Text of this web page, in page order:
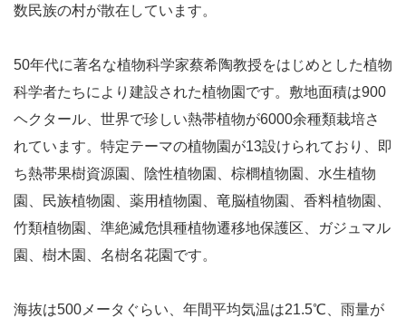
数民族の村が散在しています。
50年代に著名な植物科学家蔡希陶教授をはじめとした植物
科学者たちにより建設された植物園です。敷地面積は900
ヘクタール、世界で珍しい熱帯植物が6000余種類栽培さ
れています。特定テーマの植物園が13設けられており、即
ち熱帯果樹資源園、陰性植物園、棕櫚植物園、水生植物
園、民族植物園、薬用植物園、竜脳植物園、香料植物園、
竹類植物園、準絶滅危惧種植物遷移地保護区、ガジュマル
園、樹木園、名樹名花園です。
海抜は500メータぐらい、年間平均気温は21.5℃、雨量が